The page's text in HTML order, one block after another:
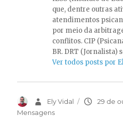
que, dentre outras
atendimentos
por meio da
conflitos. CIP
BR. DRT (Jornalista)
Ver todos posts por
AutorEly Vidal
Publicado
29 de
Mensagens